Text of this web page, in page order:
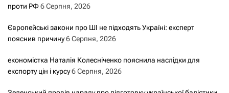
проти РФ6 Серпня, 2026
Європейські закони про ШІ не підходять Україні: експерт
пояснив причину6 Серпня, 2026
економістка Наталія Колесніченко пояснила наслідки для
експорту цін і курсу6 Серпня, 2026